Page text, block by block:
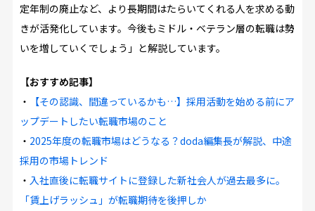
定年制の廃止など、より長期間はたらいてくれる人を求める動
きが活発化しています。今後もミドル・ベテラン層の転職は勢
いを増していくでしょう」と解説しています。
【おすすめ記事】
・
【その認識、間違っているかも…】採用活動を始める前にア
ップデートしたい転職市場のこと
・ 2025年度の転職市場はどうなる？doda編集長が解説、中途
採用の市場トレンド
・ 入社直後に転職サイトに登録した新社会人が過去最多に。
「賃上げラッシュ」が転職期待を後押しか